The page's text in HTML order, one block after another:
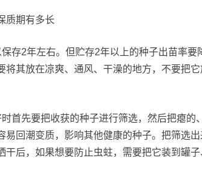
期有多长
2年左右。但贮存2年以上的种子出苗率要
将其放在凉爽、通风、干澡的地方，不要把
先要把收获的种子进行筛选，然后把瘪的
易回潮变质，影响其他健康的种子。把筛选
干后，如果想要防止虫蛀，需要把它装到罐子